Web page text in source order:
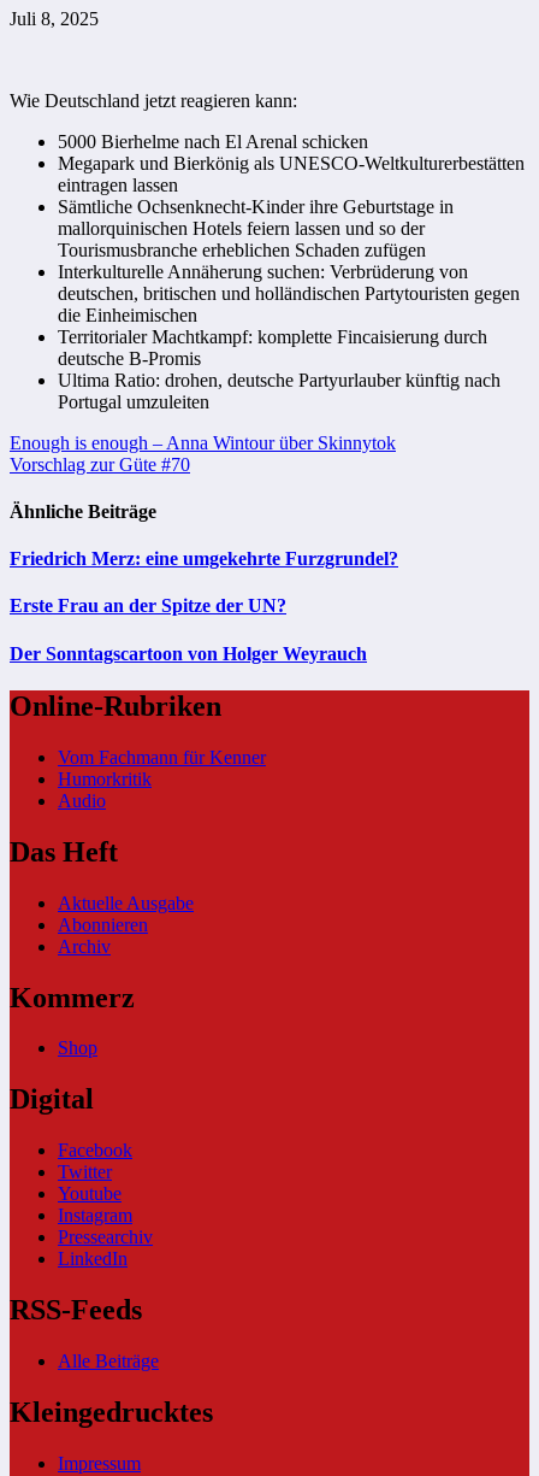
Juli 8, 2025
Wie Deutschland jetzt reagieren kann:
5000 Bierhelme nach El Arenal schicken
Megapark und Bierkönig als UNESCO-Weltkulturerbestätten
eintragen lassen
Sämtliche Ochsenknecht-Kinder ihre Geburtstage in
mallorquinischen Hotels feiern lassen und so der
Tourismusbranche erheblichen Schaden zufügen
Interkulturelle Annäherung suchen: Verbrüderung von
deutschen, britischen und holländischen Partytouristen gegen
die Einheimischen
Territorialer Machtkampf: komplette Fincaisierung durch
deutsche B-Promis
Ultima Ratio: drohen, deutsche Partyurlauber künftig nach
Portugal umzuleiten
Beitragsnavigation
Enough is enough – Anna Wintour über Skinnytok
Vorschlag zur Güte #70
Ähnliche Beiträge
Friedrich Merz: eine umgekehrte Furzgrundel?
Erste Frau an der Spitze der UN?
Der Sonntagscartoon von Holger Weyrauch
Online-Rubriken
Vom Fachmann für Kenner
Humorkritik
Audio
Das Heft
Aktuelle Ausgabe
Abonnieren
Archiv
Kommerz
Shop
Digital
Facebook
Twitter
Youtube
Instagram
Pressearchiv
LinkedIn
RSS-Feeds
Alle Beiträge
Kleingedrucktes
Impressum